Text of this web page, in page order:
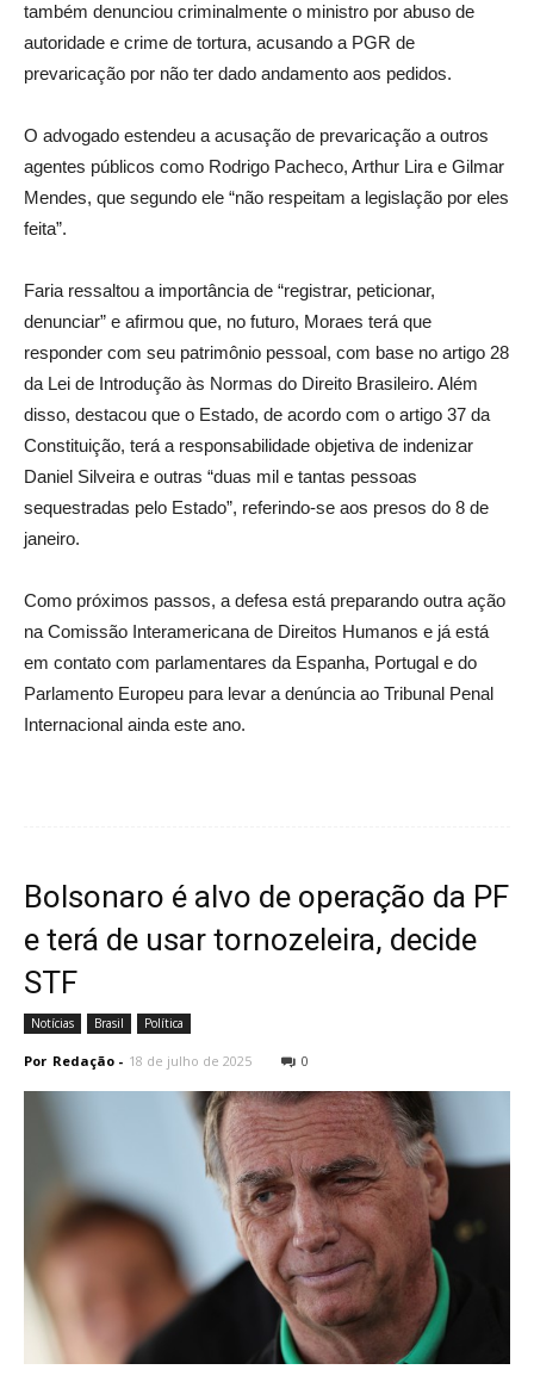
também denunciou criminalmente o ministro por abuso de
autoridade e crime de tortura, acusando a PGR de
prevaricação por não ter dado andamento aos pedidos.
O advogado estendeu a acusação de prevaricação a outros
agentes públicos como Rodrigo Pacheco, Arthur Lira e Gilmar
Mendes, que segundo ele “não respeitam a legislação por eles
feita”.
Faria ressaltou a importância de “registrar, peticionar,
denunciar” e afirmou que, no futuro, Moraes terá que
responder com seu patrimônio pessoal, com base no artigo 28
da Lei de Introdução às Normas do Direito Brasileiro. Além
disso, destacou que o Estado, de acordo com o artigo 37 da
Constituição, terá a responsabilidade objetiva de indenizar
Daniel Silveira e outras “duas mil e tantas pessoas
sequestradas pelo Estado”, referindo-se aos presos do 8 de
janeiro.
Como próximos passos, a defesa está preparando outra ação
na Comissão Interamericana de Direitos Humanos e já está
em contato com parlamentares da Espanha, Portugal e do
Parlamento Europeu para levar a denúncia ao Tribunal Penal
Internacional ainda este ano.
Bolsonaro é alvo de operação da PF
e terá de usar tornozeleira, decide
STF
Notícias Brasil Política
Por Redação - 18 de julho de 2025 0